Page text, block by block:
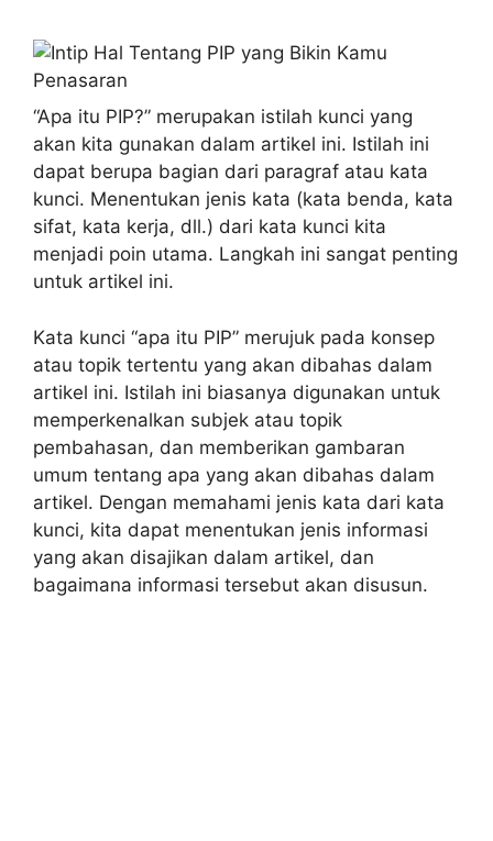
“Apa itu PIP?” merupakan istilah kunci yang
akan kita gunakan dalam artikel ini. Istilah ini
dapat berupa bagian dari paragraf atau kata
kunci. Menentukan jenis kata (kata benda, kata
sifat, kata kerja, dll.) dari kata kunci kita
menjadi poin utama. Langkah ini sangat penting
untuk artikel ini.
Kata kunci “apa itu PIP” merujuk pada konsep
atau topik tertentu yang akan dibahas dalam
artikel ini. Istilah ini biasanya digunakan untuk
memperkenalkan subjek atau topik
pembahasan, dan memberikan gambaran
umum tentang apa yang akan dibahas dalam
artikel. Dengan memahami jenis kata dari kata
kunci, kita dapat menentukan jenis informasi
yang akan disajikan dalam artikel, dan
bagaimana informasi tersebut akan disusun.